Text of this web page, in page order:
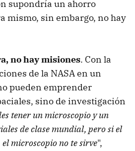
supondría un ahorro
mismo, sin embargo, no hay
no hay misiones. Con la
de la NASA en un
pueden emprender
sino de investigación
tener un microscopio y un
de clase mundial, pero si el
microscopio no te sirve",